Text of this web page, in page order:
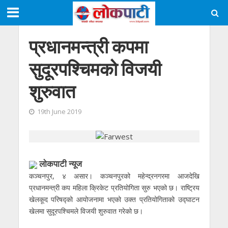
प्रधानमन्त्री कपमा
सुदूरपश्चिमको विजयी
शुरुवात
19th June 2019
लाेकपाटी न्यूज
कञ्चनपुर, ४ असार। कञ्चनपुरको महेन्द्रनगरमा आजदेखि
प्रधानमन्त्री कप महिला क्रिकेट प्रतियोगिता सुरु भएको छ। राष्ट्रिय
खेलकूद परिषद्को आयोजनामा भएको उक्त प्रतियोगिताको उद्घाटन
खेलमा सुदूरपश्चिमले विजयी शुरुवात गरेको छ।